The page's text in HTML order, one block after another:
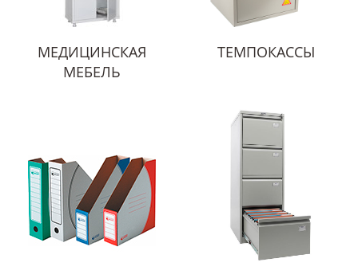
МЕДИЦИНСКАЯ
МЕБЕЛЬ
ТЕМПОКАССЫ